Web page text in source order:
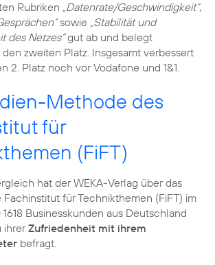
Rubriken „Datenrate/Geschwindigkeit“,
sowie „Stabilität und
des Netzes“gut ab und belegt
zweiten Platz. Insgesamt verbessert
2. Platz noch vor Vodafone und 1&1.
Methode des
für
(FiFT)
hat der WEKA-Verlag über das
für Technikthemen (FiFT) im
Businesskunden aus Deutschland
ihrerZufriedenheit mit ihrem
befragt.